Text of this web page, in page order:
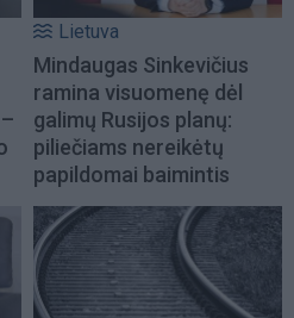
Lietuva
Mindaugas Sinkevičius
ramina visuomenę dėl
galimų Rusijos planų:
piliečiams nereikėtų
papildomai baimintis